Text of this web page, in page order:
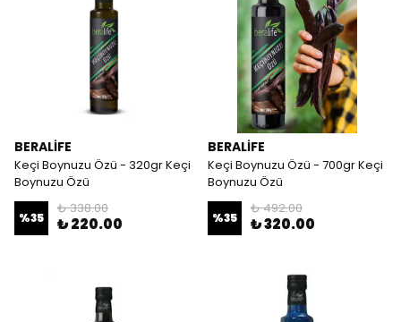
BERALİFE
Keçi Boynuzu Özü - 320gr Keçi
Boynuzu Özü
%35
₺ 338.00
₺ 220.00
BERALİFE
Keçi Boynuzu Özü - 700gr Keçi
Boynuzu Özü
%35
₺ 492.00
₺ 320.00